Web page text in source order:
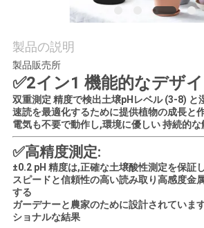
せ
ニ
ュ
ー
ス
製品の説明
製品販売所
✅2イン1 機能的なデザ
双重測定 精度で検出土壌pHレベル (3-8) と
速読を最適化するために提供植物の成長と
電気も不要で動作し,環境に優しい 持続的
✅高精度測定:
±0.2 pH 精度は,正確な土壌酸性測定を保証
スピードと信頼性の高い読み取り高感度金
する
ガーデナーと農家のために設計されていま
ショナルな結果